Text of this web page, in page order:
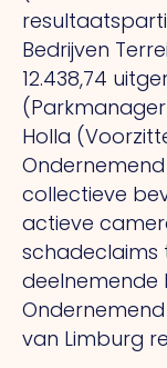
Bedrijven
12.438,74
Holla
collectieve
actieve
schadeclaims
deelnemende
van Limburg